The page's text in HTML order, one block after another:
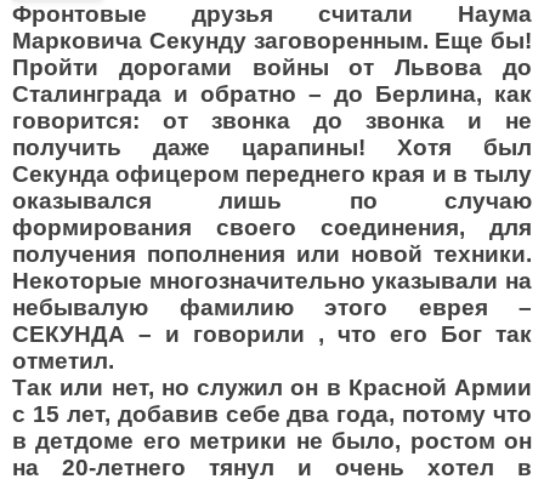
Фронтовые друзья считали Наума
Марковича Секунду заговоренным. Еще бы!
Пройти дорогами войны от Львова до
Сталинграда и обратно – до Берлина, как
говорится: от звонка до звонка и не
получить даже царапины! Хотя был
Секунда офицером переднего края и в тылу
оказывался лишь по случаю
формирования своего соединения, для
получения пополнения или новой техники.
Некоторые многозначительно указывали на
небывалую фамилию этого еврея –
СЕКУНДА – и говорили , что его Бог так
отметил.
Так или нет, но служил он в Красной Армии
с 15 лет, добавив себе два года, потому что
в детдоме его метрики не было, ростом он
на 20-летнего тянул и очень хотел в